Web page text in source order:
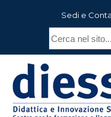
Sedi e